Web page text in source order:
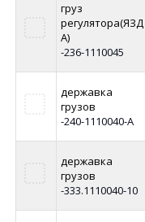
груз
регулятора(ЯЗД
А)
-236-1110045
державка
грузов
-240-1110040-А
державка
грузов
-333.1110040-10